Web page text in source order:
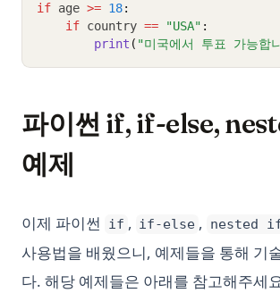
if age >= 18:
if country == "USA" :
print ( "미국에서 투표 가능합
파이썬 if, if-else,
예제
이제 파이썬 if , if-else , nested
사용법을 배웠으니, 예제들을 통해 기
다. 해당 예제들은 아래를 참고해주세